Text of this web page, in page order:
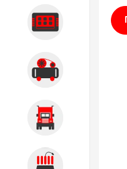
Диагностика